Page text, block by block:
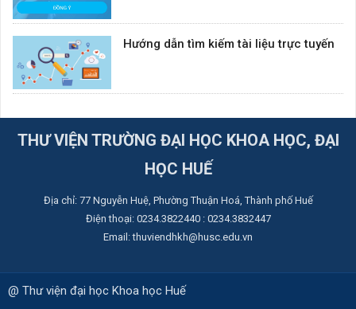
Hướng dẫn tìm kiếm tài liệu trực tuyến
THƯ VIỆN TRƯỜNG ĐẠI HỌC KHOA HỌC, ĐẠI
HỌC HUẾ
Địa chỉ: ​77 Nguyễn Huệ, Phường Thuận Hoá, Thành phố Huế
Điện thoại: 0234.3822440 : 0234.3832447
Email: thuviendhkh@husc.edu.vn
@ Thư viện đại học Khoa học Huế